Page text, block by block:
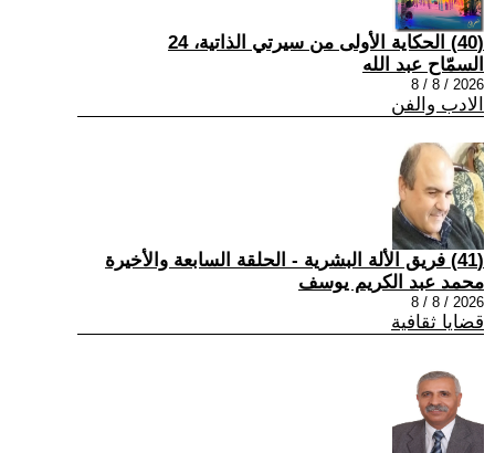
(40) الحكاية الأولى من سيرتي الذاتية، 24
السمّاح عبد الله
2026 / 8 / 8
الادب والفن
(41) فريق الألة البشرية - الحلقة السابعة والأخيرة
محمد عبد الكريم يوسف
2026 / 8 / 8
قضايا ثقافية